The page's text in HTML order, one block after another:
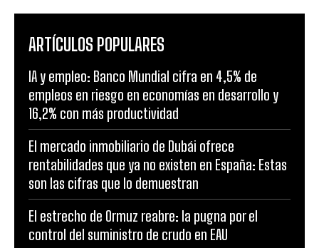
ARTÍCULOS POPULARES
IA y empleo: Banco Mundial cifra en 4,5% de
empleos en riesgo en economías en desarrollo y
16,2% con más productividad
El mercado inmobiliario de Dubái ofrece
rentabilidades que ya no existen en España: Estas
son las cifras que lo demuestran
El estrecho de Ormuz reabre: la pugna por el
control del suministro de crudo en EAU